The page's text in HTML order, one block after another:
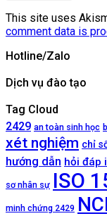
This site uses
comment data is
Hotline/Zalo
Dịch vụ đào tạo
Tag Cloud
2429 an toàn sinh học
xét nghiệm chỉ
hướng dẫn hỏi đáp
sơ nhân sự ISO
minh chứng 2429